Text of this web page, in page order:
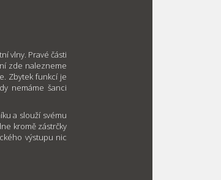
vlny. Pravé části
zde nalezneme
Zbytek funkcí je
nemáme šanci
a slouží svému
kromě zástrčky
výstupu nic